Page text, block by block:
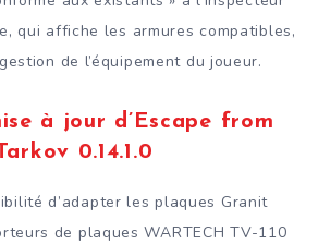
qui affiche les armures compatibles,
de l’équipement du joueur.
à jour d’Escape from
0.14.1.0
d’adapter les plaques Granit
de plaques WARTECH TV-110